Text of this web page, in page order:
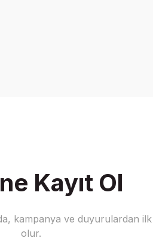
Kayıt Ol
kampanya ve duyurulardan
olur.